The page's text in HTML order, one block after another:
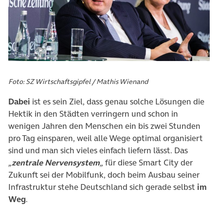
Foto: SZ Wirtschaftsgipfel / Mathis Wienand
Dabei ist es sein Ziel, dass genau solche Lösungen die
Hektik in den Städten verringern und schon in
wenigen Jahren den Menschen ein bis zwei Stunden
pro Tag einsparen, weil alle Wege optimal organisiert
sind und man sich vieles einfach liefern lässt. Das
„zentrale Nervensystem„ für diese Smart City der
Zukunft sei der Mobilfunk, doch beim Ausbau seiner
Infrastruktur stehe Deutschland sich gerade selbst im
Weg.